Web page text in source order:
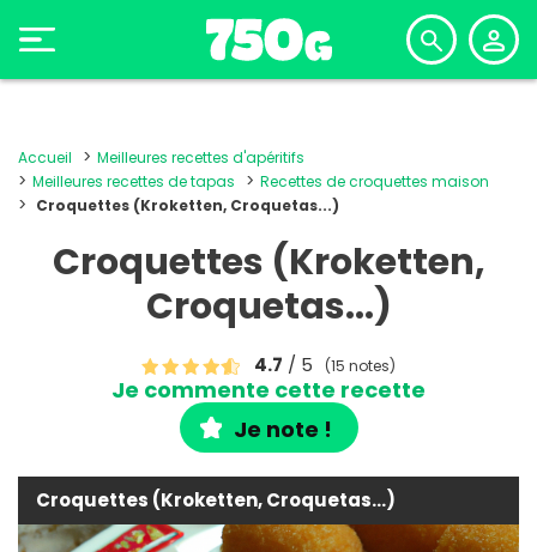
Accueil
Meilleures recettes d'apéritifs
Meilleures recettes de tapas
Recettes de croquettes maison
Croquettes (Kroketten, Croquetas...)
Croquettes (Kroketten,
Croquetas...)
4.7 / 5 (15 notes)
Je commente cette recette
Je note !
Croquettes (Kroketten, Croquetas...)